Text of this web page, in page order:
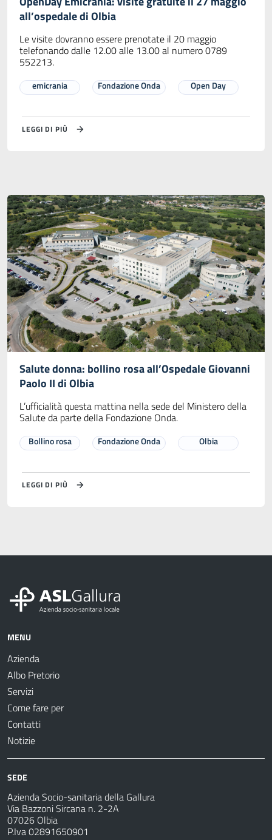
all’ospedale di Olbia
Le visite dovranno essere prenotate il 20 maggio
telefonando dalle 12.00 alle 13.00 al numero 0789
552213.
emicrania Fondazione Onda Open Day
LEGGI DI PIÙ
Salute donna: bollino rosa all’Ospedale Giovanni
Paolo II di Olbia
L’ufficialità questa mattina nella sede del Ministero della
Salute da parte della Fondazione Onda.
Bollino rosa Fondazione Onda Olbia
LEGGI DI PIÙ
MENU
Azienda
Albo Pretorio
Servizi
Come fare per
Contatti
Notizie
SEDE
Azienda Socio-sanitaria della Gallura
Via Bazzoni Sircana n. 2-2A
07026 Olbia
P.Iva 02891650901